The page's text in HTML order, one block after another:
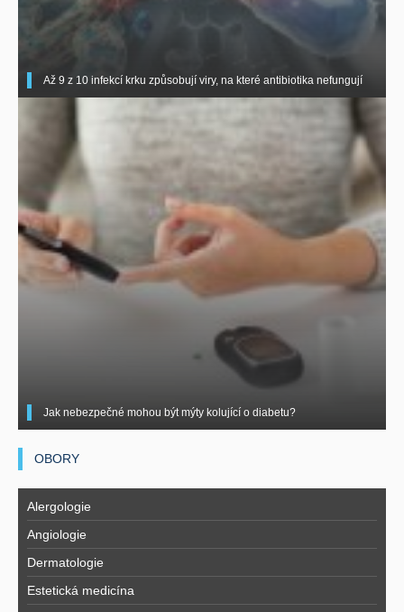
Až 9 z 10 infekcí krku způsobují viry, na které antibiotika nefungují
Jak nebezpečné mohou být mýty kolující o diabetu?
OBORY
Alergologie
Angiologie
Dermatologie
Estetická medicína